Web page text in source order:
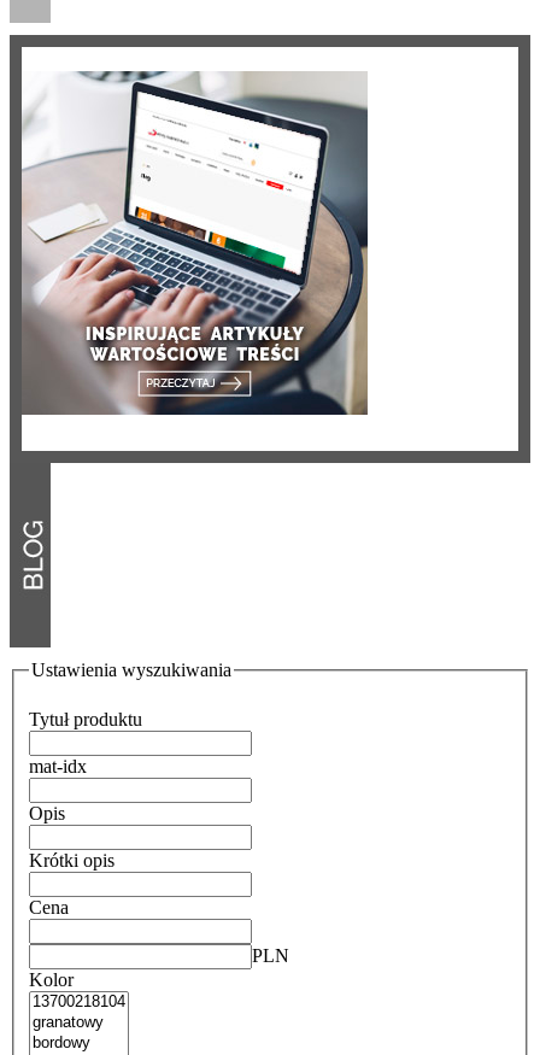
Ustawienia wyszukiwania
Tytuł produktu
mat-idx
Opis
Krótki opis
Cena
PLN
Kolor